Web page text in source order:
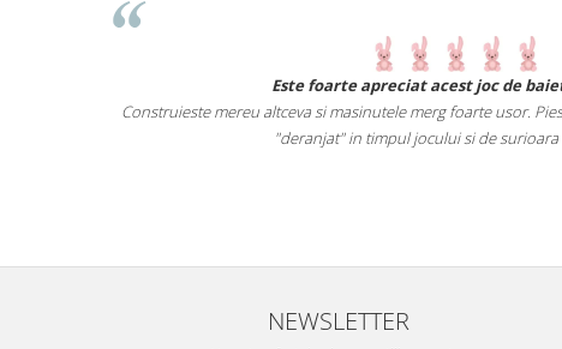
Este foarte apreciat acest joc de
Construieste mereu altceva si masinutele merg foarte usor.
"deranjat" in timpul jocului si de surioara
NEWSLETTER